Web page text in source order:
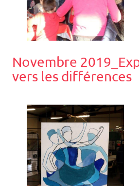
Novembre
vers les différences